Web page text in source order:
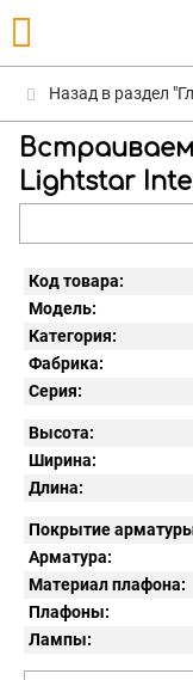
Назад в раздел
Lightstar
Код товара:
Модель:
Категория:
Фабрика:
Серия:
Высота:
Ширина:
Длина:
Покрытие
Арматура:
Материал плафона:
Плафоны:
Лампы: